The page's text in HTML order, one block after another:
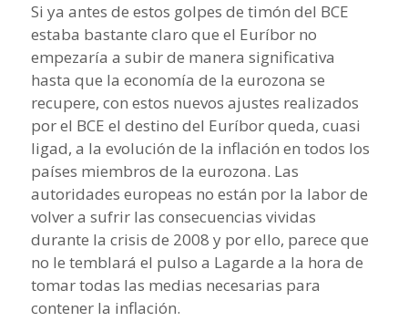
Si ya antes de estos golpes de timón del BCE
estaba bastante claro que el Euríbor no
empezaría a subir de manera significativa
hasta que la economía de la eurozona se
recupere, con estos nuevos ajustes realizados
por el BCE el destino del Euríbor queda, cuasi
ligad, a la evolución de la inflación en todos los
países miembros de la eurozona. Las
autoridades europeas no están por la labor de
volver a sufrir las consecuencias vividas
durante la crisis de 2008 y por ello, parece que
no le temblará el pulso a Lagarde a la hora de
tomar todas las medias necesarias para
contener la inflación.